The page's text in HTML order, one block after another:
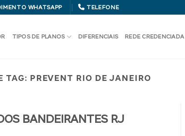
WHATSAPP TELEFONE
TIPOS DE PLANOS DIFERENCIAIS REDE CREDENCIADA
TAG: PREVENT RIO DE JANEIRO
BANDEIRANTES RJ